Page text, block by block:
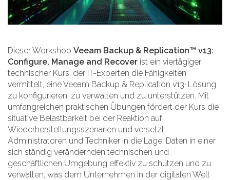
Dieser Workshop Veeam Backup & Replication™ v13:
Configure, Manage and Recover ist ein viertägiger
technischer Kurs, der IT-Experten die Fähigkeiten
vermittelt, eine Veeam Backup & Replication v13-Lösung
zu konfigurieren, zu verwalten und zu unterstützen. Mit
umfangreichen praktischen Übungen fördert der Kurs die
situative Belastbarkeit bei der Reaktion auf
Wiederherstellungsszenarien und versetzt
Administratoren und Techniker in die Lage, Daten in einer
sich ständig verändernden technischen und
geschäftlichen Umgebung effektiv zu schützen und zu
verwalten, was dem Unternehmen in der digitalen Welt